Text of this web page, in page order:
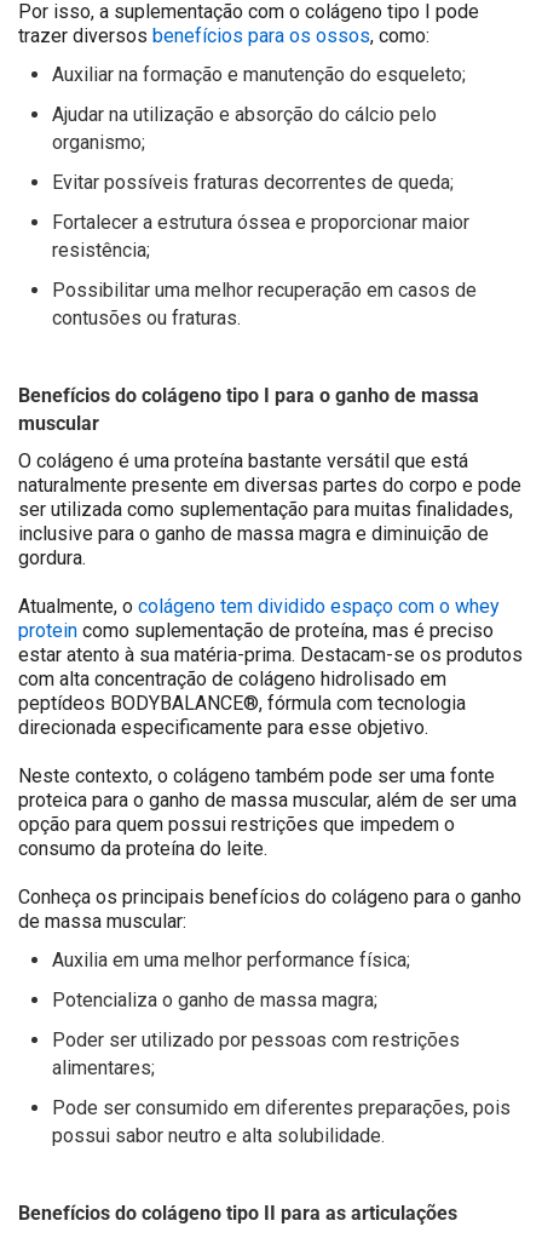
Por isso, a suplementação com o colágeno tipo I pode
trazer diversos benefícios para os ossos, como:
Auxiliar na formação e manutenção do esqueleto;
Ajudar na utilização e absorção do cálcio pelo
organismo;
Evitar possíveis fraturas decorrentes de queda;
Fortalecer a estrutura óssea e proporcionar maior
resistência;
Possibilitar uma melhor recuperação em casos de
contusões ou fraturas.
Benefícios do colágeno tipo I para o ganho de massa
muscular
O colágeno é uma proteína bastante versátil que está
naturalmente presente em diversas partes do corpo e pode
ser utilizada como suplementação para muitas finalidades,
inclusive para o ganho de massa magra e diminuição de
gordura.
Atualmente, o colágeno tem dividido espaço com o whey
protein como suplementação de proteína, mas é preciso
estar atento à sua matéria-prima. Destacam-se os produtos
com alta concentração de colágeno hidrolisado em
peptídeos BODYBALANCE®, fórmula com tecnologia
direcionada especificamente para esse objetivo.
Neste contexto, o colágeno também pode ser uma fonte
proteica para o ganho de massa muscular, além de ser uma
opção para quem possui restrições que impedem o
consumo da proteína do leite.
Conheça os principais benefícios do colágeno para o ganho
de massa muscular:
Auxilia em uma melhor performance física;
Potencializa o ganho de massa magra;
Poder ser utilizado por pessoas com restrições
alimentares;
Pode ser consumido em diferentes preparações, pois
possui sabor neutro e alta solubilidade.
Benefícios do colágeno tipo II para as articulações